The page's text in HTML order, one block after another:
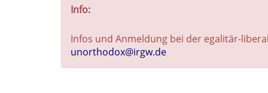
Info:
Infos und Anmeldung bei der egalitär-
unorthodox@irgw.de